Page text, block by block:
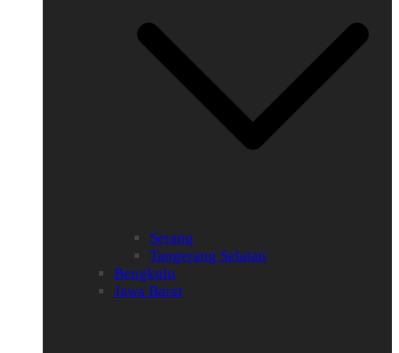
Serang
Tangerang Selatan
Bengkulu
Jawa Barat